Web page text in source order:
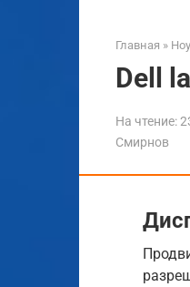
Главная »
Dell
На чтение:
Смирнов